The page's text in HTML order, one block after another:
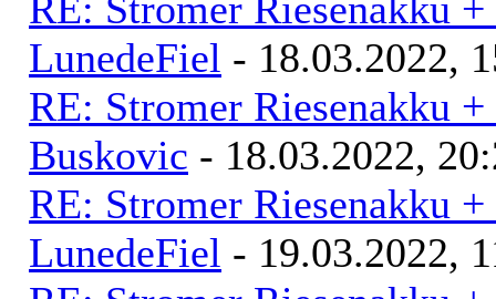
LunedeFiel - 18.03.2022,
RE: Stromer Riesenakku
Buskovic - 18.03.2022,
RE: Stromer Riesenakku
LunedeFiel - 19.03.2022,